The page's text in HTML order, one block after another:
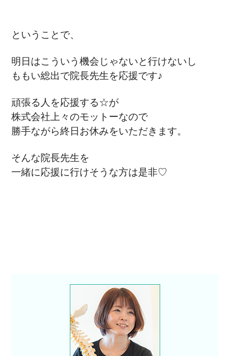
ということで、
明日はこういう機会じゃないと行けないし
ももい総出で院長先生を応援です♪
頑張る人を応援する☆が
株式会社上々のモットーなので
勝手ながら終日お休みをいただきます。
そんな院長先生を
一緒に応援に行けそうな方は是非♡